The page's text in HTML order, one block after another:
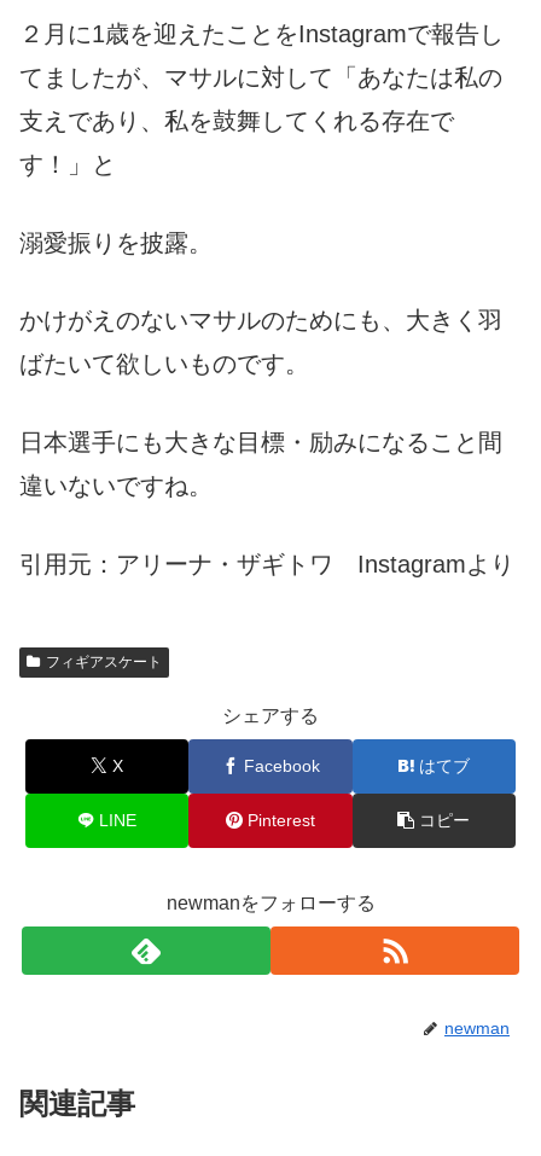
２月に1歳を迎えたことをInstagramで報告し
てましたが、マサルに対して「あなたは私の
支えであり、私を鼓舞してくれる存在で
す！」と
溺愛振りを披露。
かけがえのないマサルのためにも、大きく羽
ばたいて欲しいものです。
日本選手にも大きな目標・励みになること間
違いないですね。
引用元：アリーナ・ザギトワ Instagramより
フィギアスケート
シェアする
X Facebook はてブ
LINE Pinterest コピー
newmanをフォローする
newman
関連記事